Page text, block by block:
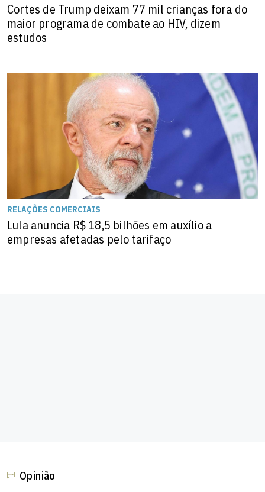
Cortes de Trump deixam 77 mil crianças fora do
maior programa de combate ao HIV, dizem
estudos
RELAÇÕES COMERCIAIS
Lula anuncia R$ 18,5 bilhões em auxílio a
empresas afetadas pelo tarifaço
Opinião